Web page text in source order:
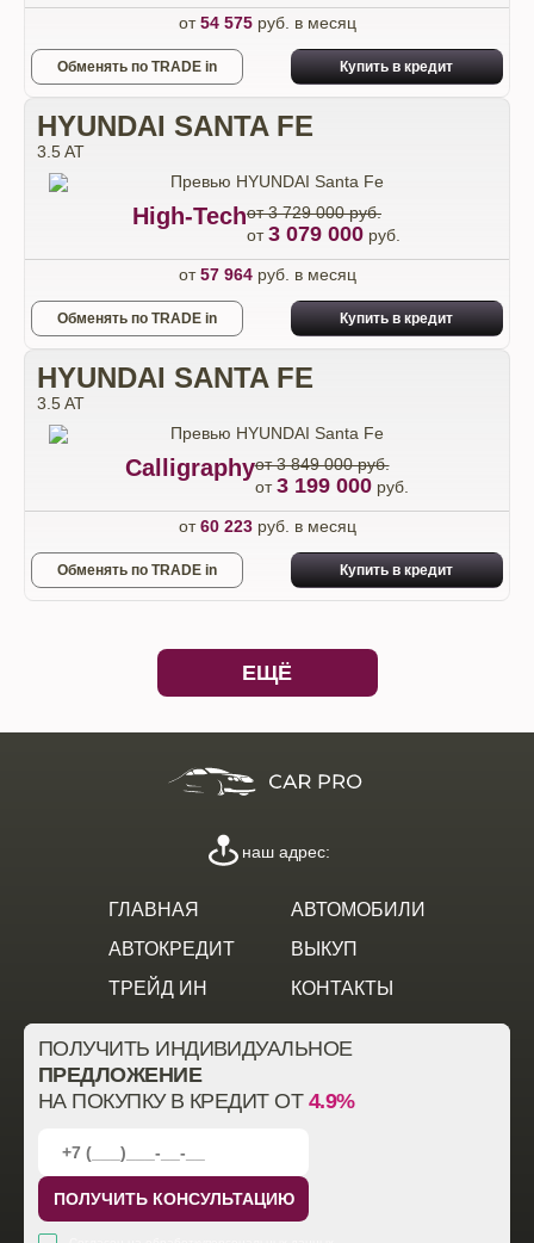
от54 575руб. в месяц
Обменять по TRADE in Купить в кредит
HYUNDAI SANTA FE
3.5 AT
High-Techот 3 729 000 руб.
от3 079 000 руб.
от57 964руб. в месяц
Обменять по TRADE in Купить в кредит
HYUNDAI SANTA FE
3.5 AT
Calligraphyот 3 849 000 руб.
от3 199 000руб.
от60 223руб. в месяц
Обменять по TRADE in Купить в кредит
ЕЩЁ
ГЛАВНАЯ
АВТОМОБИЛИ
АВТОКРЕДИТ
ВЫКУП
ТРЕЙД ИН
КОНТАКТЫ
наш адрес:
ПОЛУЧИТЬ ИНДИВИДУАЛЬНОЕ
ПРЕДЛОЖЕНИЕ
НА ПОКУПКУ В КРЕДИТ ОТ 4.9%
ПОЛУЧИТЬ КОНСУЛЬТАЦИЮ